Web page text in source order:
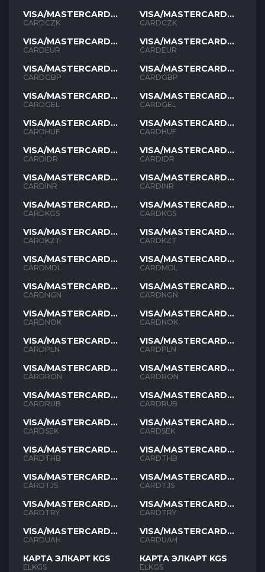
VISA/MASTERCARD
CZK
CARDCZK
VISA/MASTERCARD
EUR
CARDEUR
VISA/MASTERCARD
GBP
CARDGBP
VISA/MASTERCARD
GEL
CARDGEL
VISA/MASTERCARD
HUF
CARDHUF
VISA/MASTERCARD
IDR
CARDIDR
VISA/MASTERCARD
INR
CARDINR
VISA/MASTERCARD
KGS
CARDKGS
VISA/MASTERCARD
KZT
CARDKZT
VISA/MASTERCARD
MDL
CARDMDL
VISA/MASTERCARD
NGN
CARDNGN
VISA/MASTERCARD
NOK
CARDNOK
VISA/MASTERCARD
PLN
CARDPLN
VISA/MASTERCARD
RON
CARDRON
VISA/MASTERCARD
RUB
CARDRUB
VISA/MASTERCARD
SEK
CARDSEK
VISA/MASTERCARD
THB
CARDTHB
VISA/MASTERCARD
TJS
CARDTJS
VISA/MASTERCARD
TYR
CARDTRY
VISA/MASTERCARD
UAH
CARDUAH
КАРТА ЭЛКАРТ KGS
ELKGS
VISA/MASTERCARD
CZK
CARDCZK
VISA/MASTERCARD
EUR
CARDEUR
VISA/MASTERCARD
GBP
CARDGBP
VISA/MASTERCARD
GEL
CARDGEL
VISA/MASTERCARD
HUF
CARDHUF
VISA/MASTERCARD
IDR
CARDIDR
VISA/MASTERCARD
INR
CARDINR
VISA/MASTERCARD
KGS
CARDKGS
VISA/MASTERCARD
KZT
CARDKZT
VISA/MASTERCARD
MDL
CARDMDL
VISA/MASTERCARD
NGN
CARDNGN
VISA/MASTERCARD
NOK
CARDNOK
VISA/MASTERCARD
PLN
CARDPLN
VISA/MASTERCARD
RON
CARDRON
VISA/MASTERCARD
RUB
CARDRUB
VISA/MASTERCARD
SEK
CARDSEK
VISA/MASTERCARD
THB
CARDTHB
VISA/MASTERCARD
TJS
CARDTJS
VISA/MASTERCARD
TYR
CARDTRY
VISA/MASTERCARD
UAH
CARDUAH
КАРТА ЭЛКАРТ KGS
ELKGS